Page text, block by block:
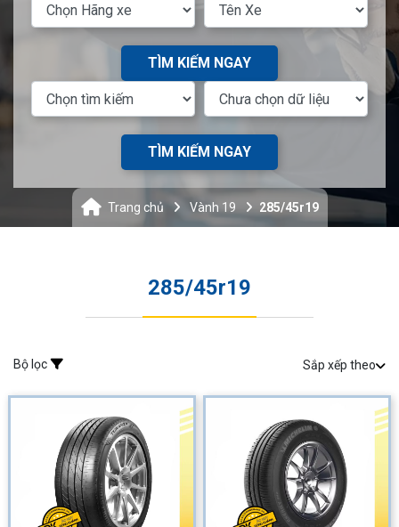
TÌM KIẾM NGAY
TÌM KIẾM NGAY
Trang chủ Vành 19 285/45r19
285/45r19
Bộ lọc Sắp xếp theo